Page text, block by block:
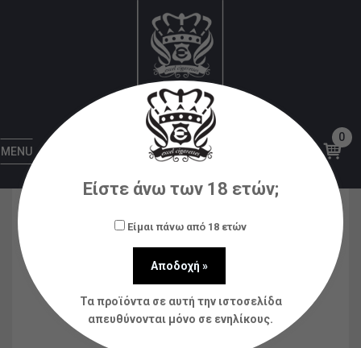
MENU
0
Υγρά αναπλήρωσης (flavorshots)
Yeti Iced Flavour Shot Apricot Watermelon 120ml
Είστε άνω των 18 ετών;
Είμαι πάνω από 18 ετών
Τα προϊόντα σε αυτή την ιστοσελίδα
απευθύνονται μόνο σε ενηλίκους.